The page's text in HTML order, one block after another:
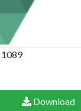
1089
Download